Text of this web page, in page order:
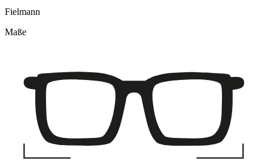
Fielmann
Maße